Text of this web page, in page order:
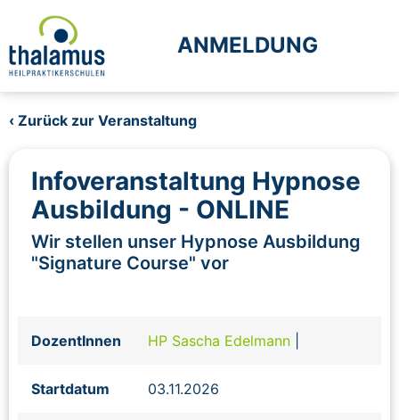
ANMELDUNG
‹ Zurück zur Veranstaltung
Infoveranstaltung Hypnose
Ausbildung - ONLINE
Wir stellen unser Hypnose Ausbildung
"Signature Course" vor
DozentInnen HP Sascha Edelmann
Startdatum 03.11.2026